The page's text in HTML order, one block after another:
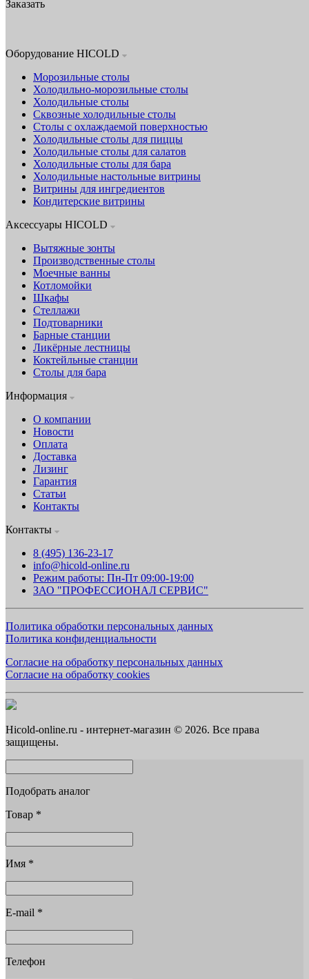
Заказать
Оборудование HICOLD
Морозильные столы
Холодильно-морозильные столы
Холодильные столы
Сквозные холодильные столы
Столы с охлаждаемой поверхностью
Холодильные столы для пиццы
Холодильные столы для салатов
Холодильные столы для бара
Холодильные настольные витрины
Витрины для ингредиентов
Кондитерские витрины
Аксессуары HICOLD
Вытяжные зонты
Производственные столы
Моечные ванны
Котломойки
Шкафы
Стеллажи
Подтоварники
Барные станции
Ликёрные лестницы
Коктейльные станции
Столы для бара
Информация
О компании
Новости
Оплата
Доставка
Лизинг
Гарантия
Статьи
Контакты
Контакты
8 (495) 136-23-17
info@hicold-online.ru
Режим работы: Пн-Пт 09:00-19:00
ЗАО "ПРОФЕССИОНАЛ СЕРВИС"
Политика обработки персональных данных
Политика конфиденциальности
Согласие на обработку персональных данных
Согласие на обработку cookies
Hicold-online.ru - интернет-магазин © 2026. Все права
защищены.
Подобрать аналог
Товар *
Имя *
E-mail *
Телефон